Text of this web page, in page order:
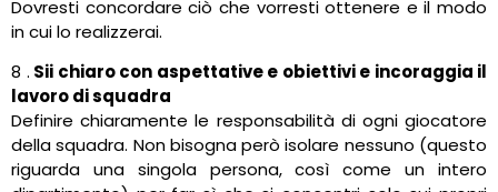
Dovresti concordare ciò che vorresti ottenere e il modo
in cui lo realizzerai.
8 . Sii chiaro con aspettative e obiettivi e incoraggia il
lavoro di squadra
Definire chiaramente le responsabilità di ogni giocatore
della squadra. Non bisogna però isolare nessuno (questo
riguarda una singola persona, così come un intero